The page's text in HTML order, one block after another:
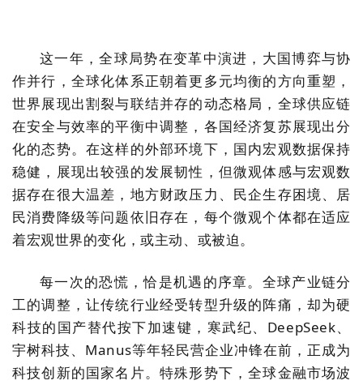
这一年，全球局势在变革中演进，大国博弈与协
作并行，全球化体系正朝着更多元均衡的方向重塑，
世界展现出割裂与联结并存的动态格局，全球供应链
在安全与效率的平衡中调整，各国经济复苏展现出分
化的态势。在这样的外部环境下，国内宏观数据保持
稳健，展现出较强的发展韧性，但微观体感与宏观数
据存在很大温差，地方财政压力、民企生存困境、居
民消费降级等问题依旧存在，每个微观个体都在适应
着宏观世界的变化，或主动、或被迫。
每一次的恐慌，恰是机遇的序章。全球产业链分
工的调整，让传统行业经受转型升级的阵痛，却为硬
科技的国产替代按下加速键，寒武纪、 DeepSeek、
宇树科技、 Manus等年轻民营企业冲锋在前，正成为
科技创新的国家名片。特殊形势下，全球金融市场波